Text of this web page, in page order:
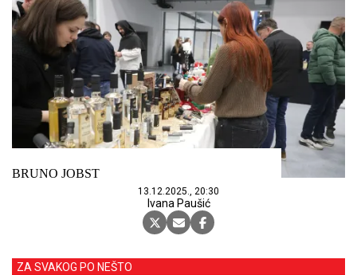
BRUNO JOBST
13.12.2025., 20:30
Ivana Paušić
ZA SVAKOG PO NEŠTO